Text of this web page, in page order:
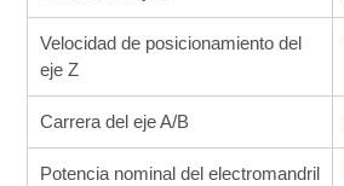
Velocidad de posicionamiento del
eje Z
Carrera del eje A/B
Potencia nominal del electromandril